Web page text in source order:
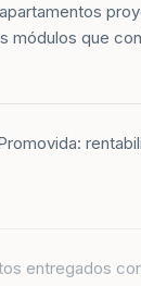
módulos que
un